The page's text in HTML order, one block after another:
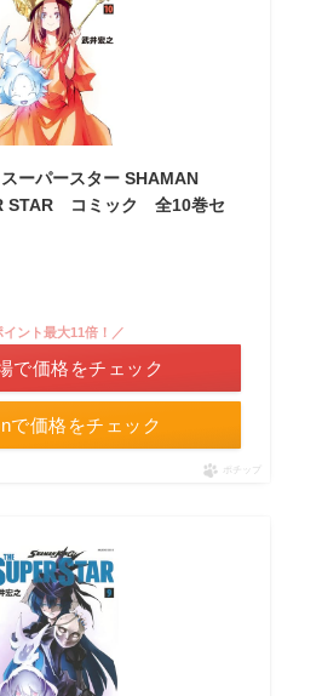
ーパースター SHAMAN
STAR コミック 全10巻セ
で価格をチェック
イント最大11倍！／
で価格をチェック
ポチップ